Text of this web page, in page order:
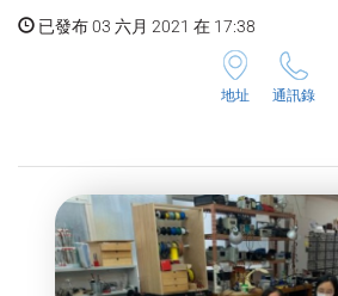
已發布 03 六月 2021 在 17:38
地址 通訊錄